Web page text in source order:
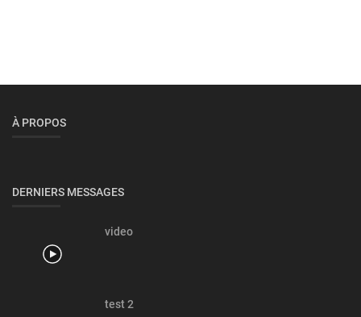
À PROPOS
DERNIERS MESSAGES
video
test 2